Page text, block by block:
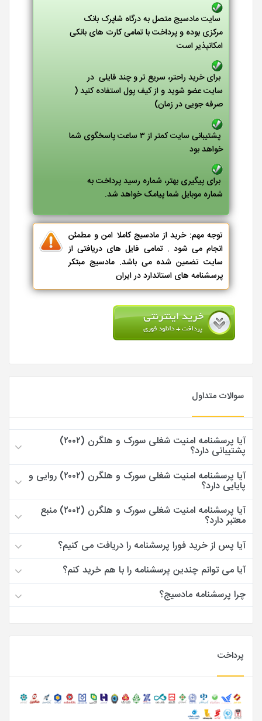
سایت مادسیج متصل به درگاه شاپرک بانک
مرکزی بوده و پرداخت با تمامی کارت های بانکی
امکانپذیر است
برای خرید راحتر، سریع تر و چند فایلی در
سایت عضو شوید و از کیف پول استفاده کنید (
صرفه جویی در زمان)
پشتیبانی سایت کمتر از ۳ ساعت پاسخگوی شما
خواهد بود
برای پیگیری بهتر، شماره رسید پرداخت به
شماره موبایل شما پیامک خواهد شد.
توجه مهم: خرید از مادسیج کاملا امن و مطمئن
انجام می شود . تمامی فایل های دریافتی از
سایت تضمین شده می باشد. مادسیج مبتکر
پرسشنامه های استاندارد در ایران
سوالات متداول
آیا پرسشنامه امنیت شغلی سورک و هلگرن (۲۰۰۲)
پشتیبانی دارد؟
آیا پرسشنامه امنیت شغلی سورک و هلگرن (۲۰۰۲) روایی و
پایایی دارد؟
آیا پرسشنامه امنیت شغلی سورک و هلگرن (۲۰۰۲) منبع
معتبر دارد؟
آیا پس از خرید فورا پرسشنامه را دریافت می کنیم؟
آیا می توانم چندین پرسشنامه را با هم خرید کنم؟
چرا پرسشنامه مادسیج؟
پرداخت